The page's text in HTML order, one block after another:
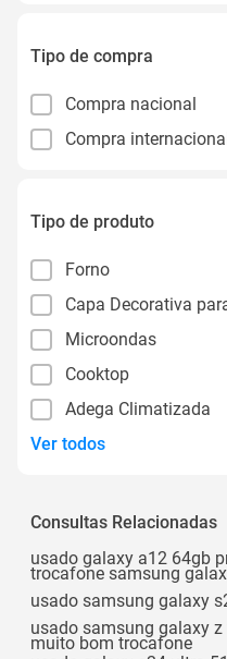
Tipo de compra
Compra nacional
Compra
Tipo de produto
Forno
Capa Decorativa
Microondas
Cooktop
Adega Climatizada
Ver todos
Consultas Relacionadas
usado galaxy a12 64gb
trocafone samsung
usado samsung galaxy
usado samsung galaxy
muito bom trocafone